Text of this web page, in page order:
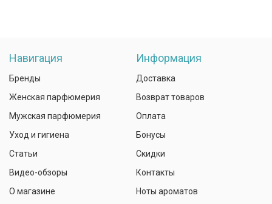
Навигация
Бренды
Женская парфюмерия
Мужская парфюмерия
Уход и гигиена
Статьи
Видео-обзоры
О магазине
Информация
Доставка
Возврат товаров
Оплата
Бонусы
Скидки
Контакты
Ноты ароматов